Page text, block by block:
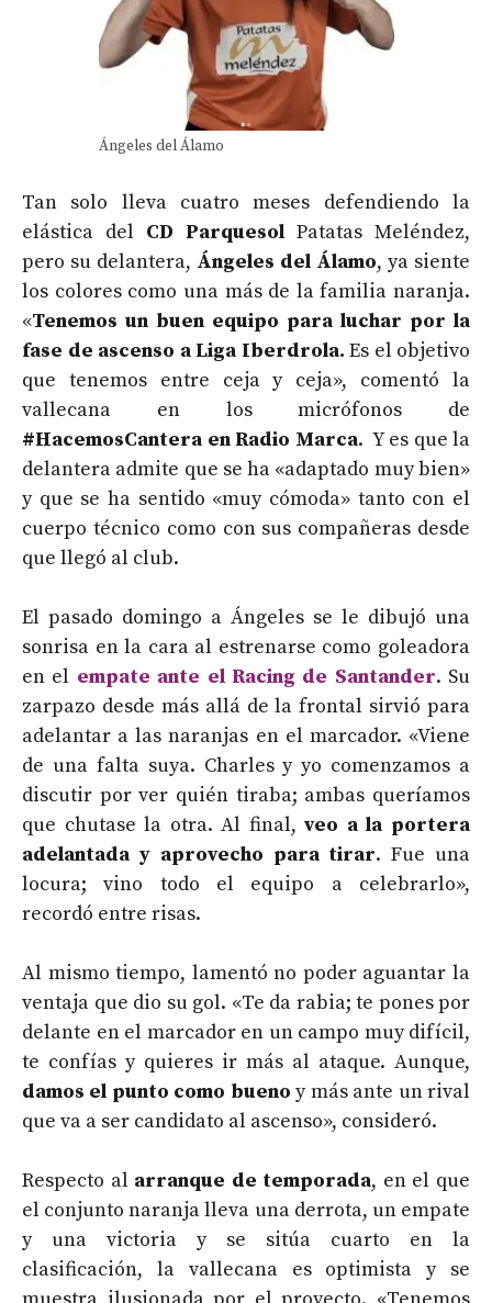
Ángeles del Álamo
Tan solo lleva cuatro meses defendiendo la
elástica del CD Parquesol Patatas Meléndez,
pero su delantera, Ángeles del Álamo, ya siente
los colores como una más de la familia naranja.
«Tenemos un buen equipo para luchar por la
fase de ascenso a Liga Iberdrola. Es el objetivo
que tenemos entre ceja y ceja», comentó la
vallecana en los micrófonos de
#HacemosCantera en Radio Marca. Y es que la
delantera admite que se ha «adaptado muy bien»
y que se ha sentido «muy cómoda» tanto con el
cuerpo técnico como con sus compañeras desde
que llegó al club.
El pasado domingo a Ángeles se le dibujó una
sonrisa en la cara al estrenarse como goleadora
en el empate ante el Racing de Santander. Su
zarpazo desde más allá de la frontal sirvió para
adelantar a las naranjas en el marcador. «Viene
de una falta suya. Charles y yo comenzamos a
discutir por ver quién tiraba; ambas queríamos
que chutase la otra. Al final,veo a la portera
adelantada y aprovecho para tirar. Fue una
locura; vino todo el equipo a celebrarlo»,
recordó entre risas.
Al mismo tiempo, lamentó no poder aguantar la
ventaja que dio su gol. «Te da rabia; te pones por
delante en el marcador en un campo muy difícil,
te confías y quieres ir más al ataque. Aunque,
damos el punto como bueno y más ante un rival
que va a ser candidato al ascenso», consideró.
Respecto al arranque de temporada, en el que
el conjunto naranja lleva una derrota, un empate
y una victoria y se sitúa cuarto en la
clasificación, la vallecana es optimista y se